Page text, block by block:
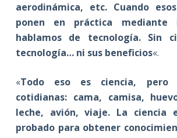
aerodinámica, etc. Cuando
ponen en práctica mediante
hablamos de tecnología. Sin
tecnología… ni sus beneficios«.
«Todo eso es ciencia, pero
cotidianas: cama, camisa,
leche, avión, viaje. La ciencia
probado para obtener